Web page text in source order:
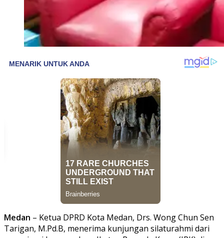
Medan – Ketua DPRD Kota Medan, Drs. Wong Chun Sen
Tarigan, M.Pd.B, menerima kunjungan silaturahmi dari